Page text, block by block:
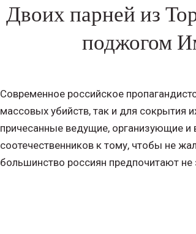
Двоих парней из
поджогом
Современное российское
массовых убийств, так и для сокрытия
причесанные ведущие, организующие
соотечественников к тому, чтобы не
большинство россиян предпочитают не